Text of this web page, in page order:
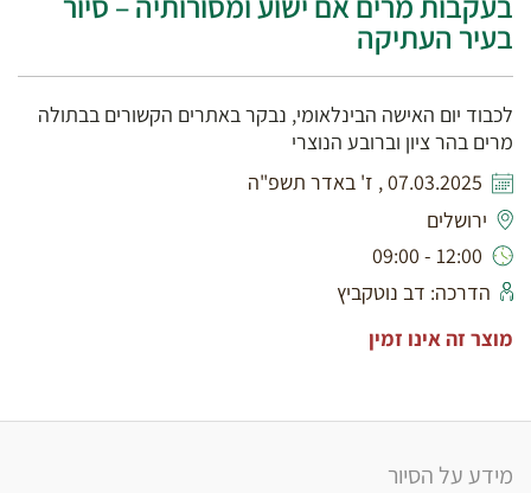
בעיר העתיקה
לכבוד יום האישה הבינלאומי, נבקר באתרים הקשורים בבתולה
מרים בהר ציון וברובע הנוצרי
07.03.2025 , ז' באדר תשפ"ה
ירושלים
12:00 - 09:00
הדרכה: דב נוטקביץ
מוצר זה אינו זמין
מידע על הסיור